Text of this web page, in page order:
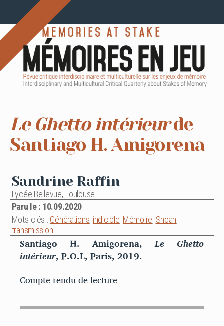
Le Ghetto intérieurde
Santiago H. Amigorena
Sandrine Raffin
Lycée Bellevue, Toulouse
Paru le : 10.09.2020
Mots-clés : Générations, indicible, Mémoire, Shoah,
transmission
Santiago H. Amigorena,Le Ghetto
intérieur, P.O.L, Paris, 2019.
Compte rendu de lecture